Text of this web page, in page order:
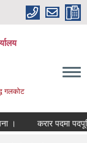
गलकोट
। करार पदमा